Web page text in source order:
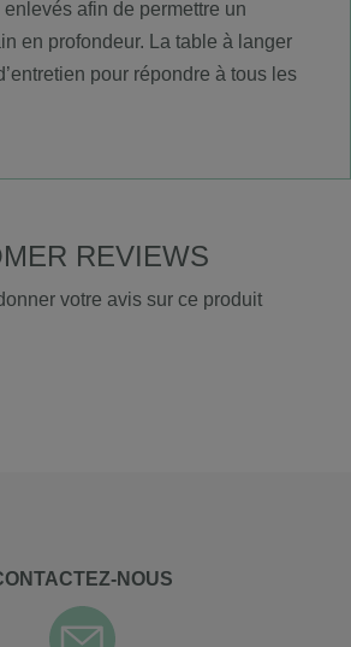
afin de permettre un
en profondeur. La table à langer
pour répondre à tous les
REVIEWS
votre avis sur ce produit
NOUS